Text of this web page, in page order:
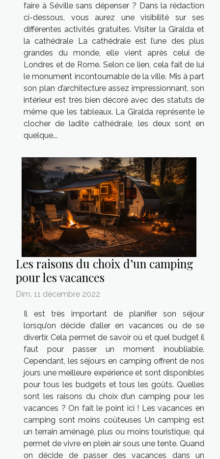
faire à Séville sans dépenser ? Dans la rédaction
ci-dessous, vous aurez une visibilité sur ses
différentes activités gratuites. Visiter la Giralda et
la cathédrale La cathédrale est l’une des plus
grandes du monde, elle vient après celui de
Londres et de Rome. Selon ce lien, cela fait de lui
le monument incontournable de la ville. Mis à part
son plan d’architecture assez impressionnant, son
intérieur est très bien décoré avec des statuts de
même que les tableaux. La Giralda représente le
clocher de ladite cathédrale, les deux sont en
quelque...
Les raisons du choix d’un camping
pour les vacances
Dim. 11 décembre 2022
Il est très important de planifier son séjour
lorsqu’on décide d’aller en vacances ou de se
divertir. Cela permet de savoir où et quel budget il
faut pour passer un moment inoubliable.
Cependant, les séjours en camping offrent de nos
jours une meilleure expérience et sont disponibles
pour tous les budgets et tous les goûts. Quelles
sont les raisons du choix d’un camping pour les
vacances ? On fait le point ici ! Les vacances en
camping sont moins coûteuses Un camping est
un terrain aménagé, plus ou moins touristique, qui
permet de vivre en plein air sous une tente. Quand
on décide de passer des vacances dans un